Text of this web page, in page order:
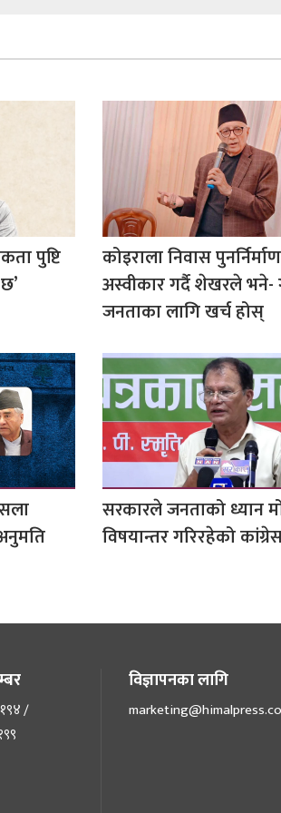
पुष्टि
कोइराला निवास
अस्वीकार गर्दै शेखरले भने-
जनताका लागि खर्च होस्
सरकारले जनताको ध्यान
विषयान्तर गरिरहेको
/
विज्ञापनका लागि